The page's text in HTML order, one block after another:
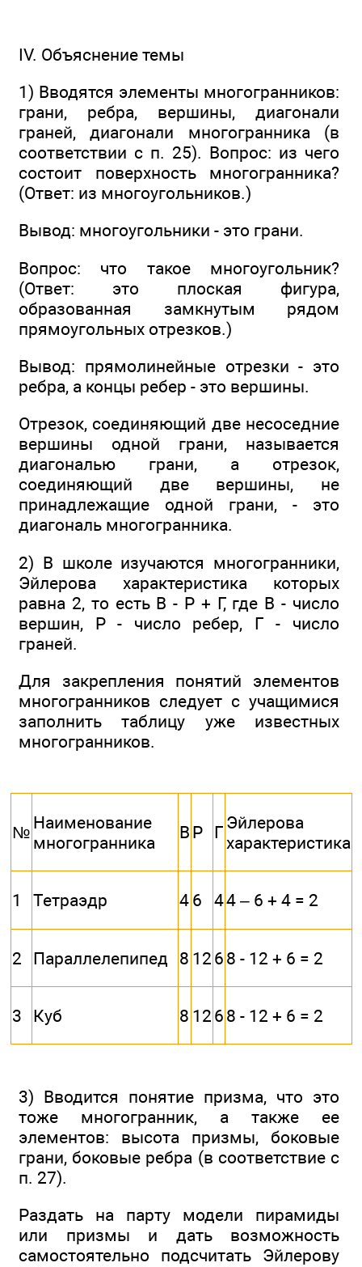
IV. Объяснение темы
1) Вводятся элементы многогранников:
грани, ребра, вершины, диагонали
граней, диагонали многогранника (в
соответствии с п. 25). Вопрос: из чего
состоит поверхность многогранника?
(Ответ: из многоугольников.)
Вывод: многоугольники - это грани.
Вопрос: что такое многоугольник?
(Ответ: это плоская фигура,
образованная замкнутым рядом
прямоугольных отрезков.)
Вывод: прямолинейные отрезки - это
ребра, а концы ребер - это вершины.
Отрезок, соединяющий две несоседние
вершины одной грани, называется
диагональю грани, а отрезок,
соединяющий две вершины, не
принадлежащие одной грани, - это
диагональ многогранника.
2) В школе изучаются многогранники,
Эйлерова характеристика которых
равна 2, то есть В - Р + Г, где В - число
вершин, Р - число ребер, Г - число
граней.
Для закрепления понятий элементов
многогранников следует с учащимися
заполнить таблицу уже известных
многогранников.
№ Наименование
многогранника
В Р Г Эйлерова
характеристика
1 Тетраэдр 4 6 44 – 6 + 4 = 2
2 Параллелепипед 8 12 6 8 - 12 + 6 = 2
3 Куб 8 12 6 8 - 12 + 6 = 2
3) Вводится понятие призма, что это
тоже многогранник, а также ее
элементов: высота призмы, боковые
грани, боковые ребра (в соответствие с
п. 27).
Раздать на парту модели пирамиды
или призмы и дать возможность
самостоятельно подсчитать Эйлерову